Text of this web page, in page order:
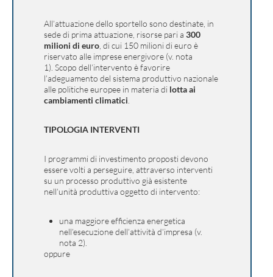
All’attuazione dello sportello sono destinate, in
sede di prima attuazione, risorse pari a 300
milioni di euro , di cui 150 milioni di euro è
riservato alle imprese energivore (v. nota
1). Scopo dell’intervento è favorire
l’adeguamento del sistema produttivo nazionale
alle politiche europee in materia di lotta ai
cambiamenti climatici
TIPOLOGIA INTERVENTI
I programmi di investimento proposti devono
essere volti a perseguire, attraverso interventi
su un processo produttivo già esistente
nell’unità produttiva oggetto di intervento:
una maggiore efficienza energetica
nell’esecuzione dell’attività d’impresa (v.
nota 2).
oppure